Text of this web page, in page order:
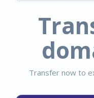
Transfer now to